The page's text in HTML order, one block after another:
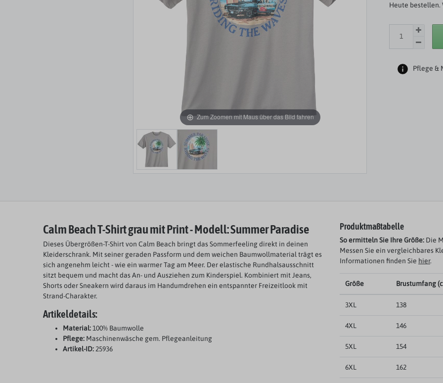
Zum Zoomen mit Maus über das Bild fahren
Heute bestellen.
Pflege &
Calm Beach T-Shirt grau mit Print - Modell: Summer Paradise
Dieses Übergrößen-T-Shirt von Calm Beach bringt das Sommerfeeling direkt in deinen
Kleiderschrank. Mit seiner geraden Passform und dem weichen Baumwollmaterial trägt es
sich angenehm leicht - wie ein warmer Tag am Meer. Der elastische Rundhalsausschnitt
sitzt bequem und macht das An- und Ausziehen zum Kinderspiel. Kombiniert mit Jeans,
Shorts oder Sneakern wird daraus im Handumdrehen ein entspannter Freizeitlook mit
Strand-Charakter.
Artikeldetails:
Material:100% Baumwolle
Pflege: Maschinenwäsche gem. Pflegeanleitung
Artikel-ID: 25936
Produktmaßtabelle
So ermitteln Sie Ihre Größe: Die
Messen Sie ein vergleichbares
Informationen finden Sie hier.
Größe Brustumfang
3XL 138
4XL 146
5XL 154
6XL 162